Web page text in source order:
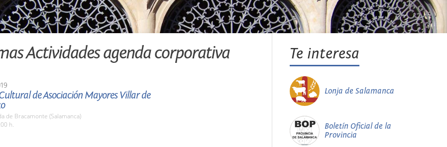
Actividades agenda corporativa
de Asociación Mayores Villar de
de Bracamonte (Salamanca)
h.
Te interesa
Lonja de Salamanca
Boletín Oficial de la
Provincia